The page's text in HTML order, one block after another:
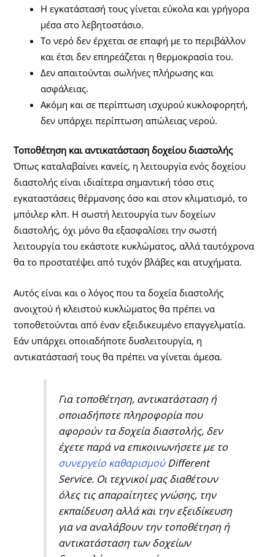
Η εγκατάστασή τους γίνεται εύκολα και γρήγορα
μέσα στο λεβητοστάσιο.
Το νερό δεν έρχεται σε επαφή με το περιβάλλον
και έτσι δεν επηρεάζεται η θερμοκρασία του.
Δεν απαιτούνται σωλήνες πλήρωσης και
ασφάλειας.
Ακόμη και σε περίπτωση ισχυρού κυκλοφορητή,
δεν υπάρχει περίπτωση απώλειας νερού.
Τοποθέτηση και αντικατάσταση δοχείου διαστολής
Όπως καταλαβαίνει κανείς, η λειτουργία ενός δοχείου
διαστολής είναι ιδιαίτερα σημαντική τόσο στις
εγκαταστάσεις θέρμανσης όσο και στον κλιματισμό, το
μπόιλερ κλπ. Η σωστή λειτουργία των δοχείων
διαστολής, όχι μόνο θα εξασφαλίσει την σωστή
λειτουργία του εκάστοτε κυκλώματος, αλλά ταυτόχρονα
θα το προστατέψει από τυχόν βλάβες και ατυχήματα.
Αυτός είναι και ο λόγος που τα δοχεία διαστολής
ανοιχτού ή κλειστού κυκλώματος θα πρέπει να
τοποθετούνται από έναν εξειδικευμένο επαγγελματία.
Εάν υπάρχει οποιαδήποτε δυσλειτουργία, η
αντικατάστασή τους θα πρέπει να γίνεται άμεσα.
Για τοποθέτηση, αντικατάσταση ή
οποιαδήποτε πληροφορία που
αφορούν τα δοχεία διαστολής, δεν
έχετε παρά να επικοινωνήσετε με το
συνεργείο καθαρισμούDifferent
Service. Οι τεχνικοί μας διαθέτουν
όλες τις απαραίτητες γνώσης, την
εκπαίδευση αλλά και την εξειδίκευση
για να αναλάβουν την τοποθέτηση ή
αντικατάσταση των δοχείων